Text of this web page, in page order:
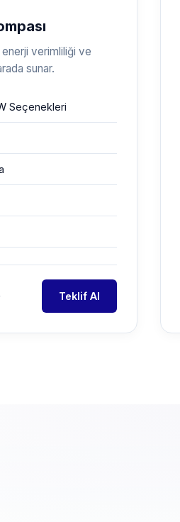
enerji verimliliği ve
sunar.
Seçenekleri
Teklif Al